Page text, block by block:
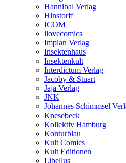
Hannibal Verlag
Hinstorff
ICOM
ilovecomics
Impian Verlag
Insektenhaus
Insektenkult
Interdictum Verlag
Jacoby & Stuart
Jaja Verlag
JNK
Johannes Schimmsel
Knesebeck
Kollektiv Hamburg
Konturblau
Kult Comics
Kult Editionen
Libellus